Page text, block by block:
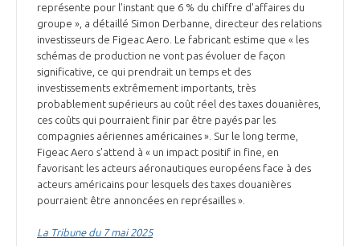
INNOVATION
INTERNATIONALISATION
représente pour l'instant que 6 % du chiffre d'affaires du
groupe », a détaillé Simon Derbanne, directeur des relations
investisseurs de Figeac Aero. Le fabricant estime que « les
schémas de production ne vont pas évoluer de façon
significative, ce qui prendrait un temps et des
investissements extrêmement importants, très
probablement supérieurs au coût réel des taxes douanières,
ces coûts qui pourraient finir par être payés par les
compagnies aériennes américaines ». Sur le long terme,
Figeac Aero s'attend à « un impact positif in fine, en
favorisant les acteurs aéronautiques européens face à des
acteurs américains pour lesquels des taxes douanières
pourraient être annoncées en représailles ».
La Tribune du 7 mai 2025